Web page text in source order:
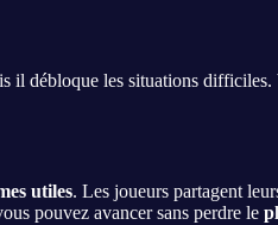
il débloque les situations
utiles. Les joueurs partagent
pouvez avancer sans perdre le